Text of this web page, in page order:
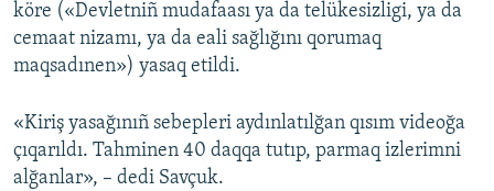
köre («Devletniñ mudafaası ya da telükesizligi, ya da
cemaat nizamı, ya da eali sağlığını qorumaq
maqsadınen») yasaq etildi.
«Kiriş yasağınıñ sebepleri aydınlatılğan qısım videoğa
çıqarıldı. Tahminen 40 daqqa tutıp, parmaq izlerimni
alğanlar», – dedi Savçuk.